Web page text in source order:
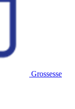
Grossesse